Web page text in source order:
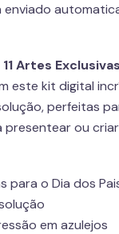
enviado
Artes
este kit digital
perfeitas
presentear ou
para o Dia dos
em azulejos